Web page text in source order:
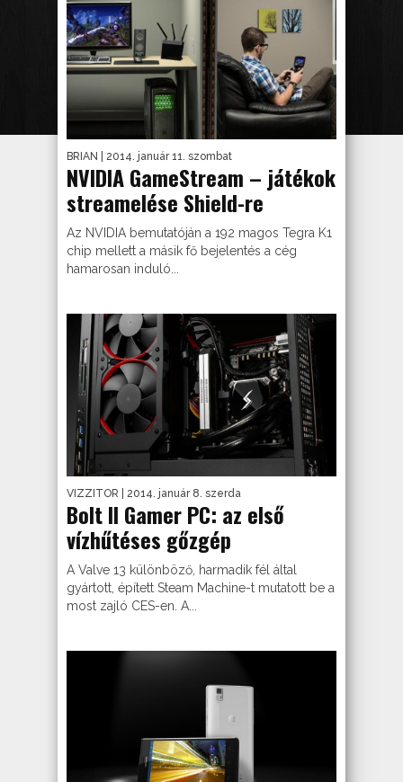
BRIAN | 2014. január 11. szombat
NVIDIA GameStream – játékok
streamelése Shield-re
Az NVIDIA bemutatóján a 192 magos Tegra K1
chip mellett a másik fő bejelentés a cég
hamarosan induló...
VIZZITOR | 2014. január 8. szerda
Bolt II Gamer PC: az első
vízhűtéses gőzgép
A Valve 13 különböző, harmadik fél által
gyártott, épített Steam Machine-t mutatott be a
most zajló CES-en. A...